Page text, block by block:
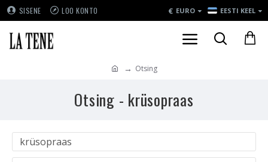
SISENE LOO KONTO € EURO EESTI KEEL
Otsing
Otsing - krüsopraas